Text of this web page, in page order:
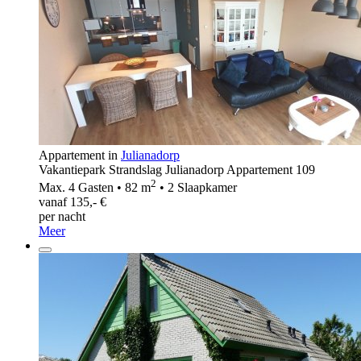
Appartement in Julianadorp
Vakantiepark Strandslag Julianadorp Appartement 109
Max. 4 Gasten • 82 m2 • 2 Slaapkamer
vanaf 135,- €
per nacht
Meer